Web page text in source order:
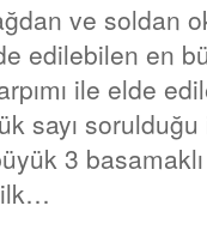
ve soldan
edilebilen en
ile elde
sayı
3
ilk…